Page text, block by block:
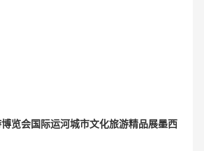
览会国际运河城市文化旅游精品展墨西